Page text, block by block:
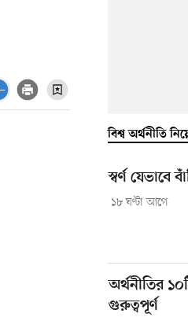
বিশ্ব অর্থনীতি
স্বর্ণ যেভাবে
১৮ ঘণ্টা আগে
অর্থনীতির
গুরুত্বপূর্ণ